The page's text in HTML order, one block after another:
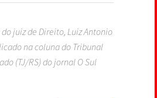
juiz de Direito, Luiz Antonio
na coluna do Tribunal
(TJ/RS) do jornal O Sul